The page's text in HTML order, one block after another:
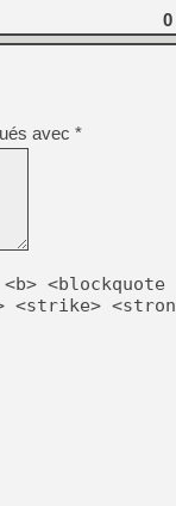
[GK] Beast of
[GK] Ubisoft : fin de partie
Mémoire cash -
[GK] Dan Houser (GTA)
[GK] Comment EA Sports
[GK] Crimson Moon : un
[GK] Isle of Reveries : le
Moonlighter 2 : The
Capcom relance
[Mo5] Deux inédits du
[GK] Le beat'em up The
[GK] Endless Legend 2 :
[LS] [PS5] Premiers
0
avec *
<blockquote
<strike>